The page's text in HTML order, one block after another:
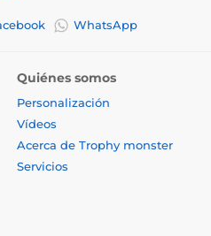
WhatsApp
Quiénes somos
Personalización
Vídeos
Acerca de Trophy monster
Servicios